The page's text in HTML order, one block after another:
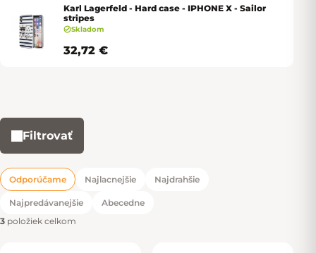
Karl Lagerfeld - Hard case - IPHONE X - Sailor
stripes
Skladom
32,72 €
Filtrovať
Radenie produktov
Odporúčame Najlacnejšie Najdrahšie
Najpredávanejšie
Abecedne
3 položiek celkom
Výpis produktov